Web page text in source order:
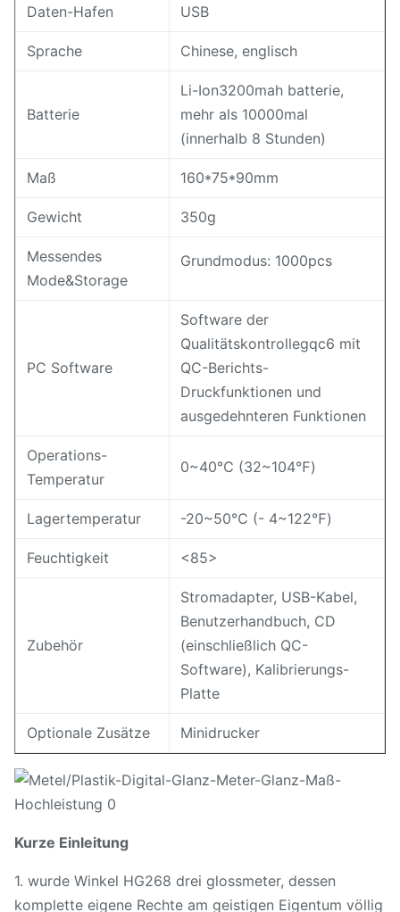
Daten-Hafen USB
Sprache Chinese, englisch
Batterie
Li-Ion3200mah batterie,
mehr als 10000mal
(innerhalb 8 Stunden)
Maß 160*75*90mm
Gewicht 350g
Messendes
Mode&Storage
Grundmodus: 1000pcs
PC Software
Software der
Qualitätskontrollegqc6 mit
QC-Berichts-
Druckfunktionen und
ausgedehnteren Funktionen
Operations-
Temperatur
0~40℃ (32~104℉)
Lagertemperatur -20~50℃ (- 4~122℉)
Feuchtigkeit <85>
Zubehör
Stromadapter, USB-Kabel,
Benutzerhandbuch, CD
(einschließlich QC-
Software), Kalibrierungs-
Platte
Optionale Zusätze Minidrucker
Kurze Einleitung
1. wurde Winkel HG268 drei glossmeter, dessen
komplette eigene Rechte am geistigen Eigentum völlig